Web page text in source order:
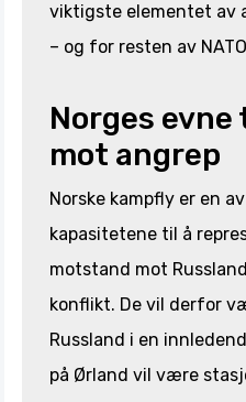
viktigste elementet av
– og for resten av
Norges
mot angrep
Norske kampfly er en
kapasitetene til å
motstand mot
konflikt. De vil derfor
Russland i en
på Ørland vil være